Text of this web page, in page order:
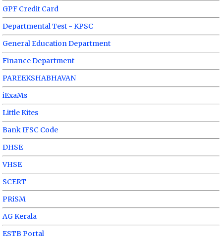
GPF Credit Card
Departmental Test - KPSC
General Education Department
Finance Department
PAREEKSHABHAVAN
iExaMs
Little Kites
Bank IFSC Code
DHSE
VHSE
SCERT
PRiSM
AG Kerala
ESTB Portal